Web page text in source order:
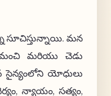
సూచిస్తున్నాయి. మన
మంచి మరియు చెడు
సైన్యంలోని యోధులు
న్యాయం, సత్యం,